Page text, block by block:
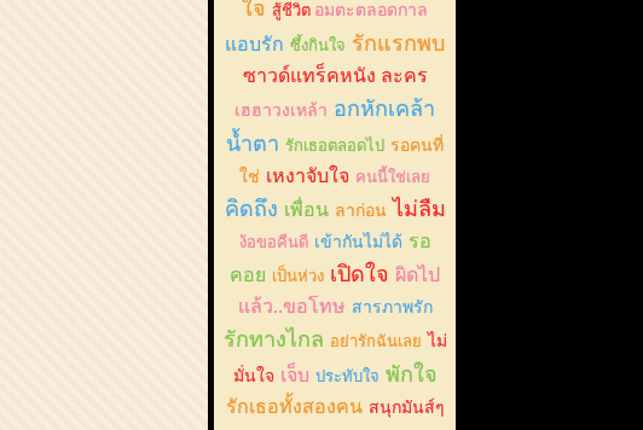
ใจ สู้ชีวิต อมตะตลอดกาล
แอบรัก ซึ้งกินใจ รักแรกพบ
ซาวด์แทร็คหนัง ละคร
เฮฮาวงเหล้า อกหักเคล้า
น้ำตา รักเธอตลอดไป รอคนที่
ใช่ เหงาจับใจ คนนี้ใช่เลย
คิดถึง เพื่อน ลาก่อน ไม่ลืม
ง้อขอคืนดี เข้ากันไม่ได้ รอ
คอย เป็นห่วง เปิดใจ ผิดไป
แล้ว..ขอโทษ สารภาพรัก
รักทางไกล อย่ารักฉันเลย ไม่
มั่นใจ เจ็บ ประทับใจ พักใจ
รักเธอทั้งสองคน สนุกมันส์ๆ